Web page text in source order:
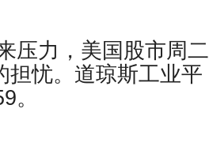
压力，美国股市周二
担忧。道琼斯工业平
。